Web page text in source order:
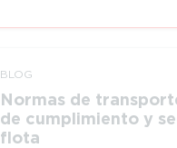
BLOG
Normas de
de cumplimiento y
flota